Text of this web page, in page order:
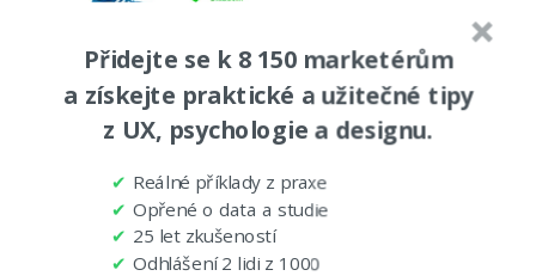
Přidejte se k 8 150 marketérům
a získejte praktické a užitečné tipy
z UX, psychologie a designu.
✔ Reálné příklady z praxe
✔ Opřené o data a studie
✔ 25 let zkušeností
✔ Odhlášení 2 lidi z 1000